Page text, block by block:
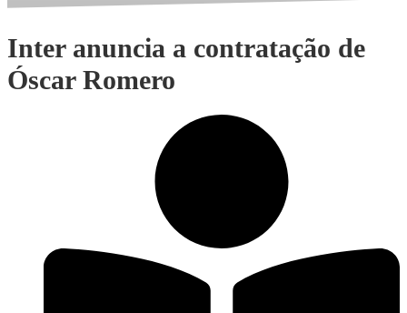
Inter anuncia a contratação de
Óscar Romero